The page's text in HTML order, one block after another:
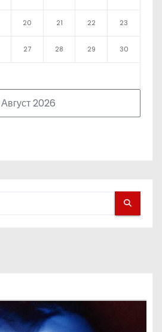
Август 2026
20 21 22 23
27 28 29 30